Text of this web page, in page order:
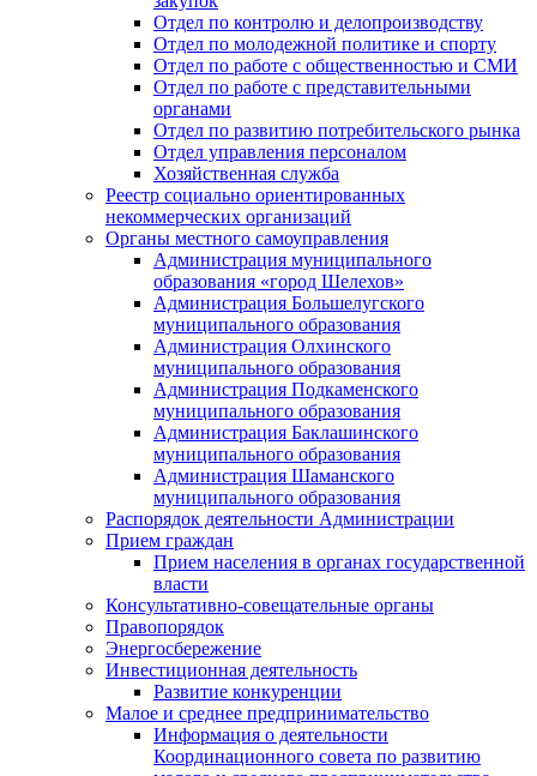
Отдел по контролю и делопроизводству
Отдел по молодежной политике и спорту
Отдел по работе с общественностью и СМИ
Отдел по работе с представительными
органами
Отдел по развитию потребительского рынка
Отдел управления персоналом
Хозяйственная служба
Реестр социально ориентированных
некоммерческих организаций
Органы местного самоуправления
Администрация муниципального
образования «город Шелехов»
Администрация Большелугского
муниципального образования
Администрация Олхинского
муниципального образования
Администрация Подкаменского
муниципального образования
Администрация Баклашинского
муниципального образования
Администрация Шаманского
муниципального образования
Распорядок деятельности Администрации
Прием граждан
Прием населения в органах государственной
власти
Консультативно-совещательные органы
Правопорядок
Энергосбережение
Инвестиционная деятельность
Развитие конкуренции
Малое и среднее предпринимательство
Информация о деятельности
Координационного совета по развитию